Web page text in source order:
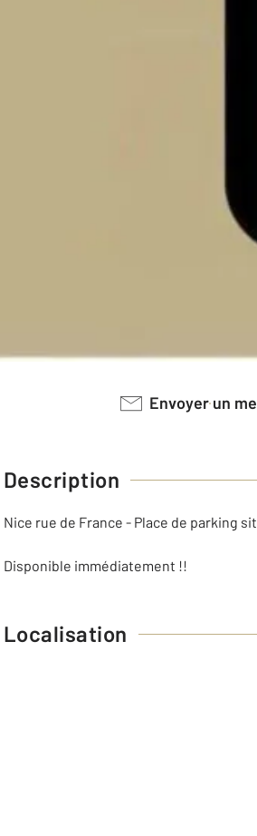
Envoyer un
Description
Nice rue de France - Place de parking
Disponible immédiatement !!
Localisation